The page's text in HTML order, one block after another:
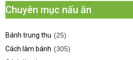
Chuyên mục nấu ăn
Bánh trung thu (25)
Cách làm bánh (305)